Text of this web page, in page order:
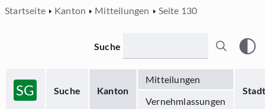
Startseite Kanton Mitteilungen Seite 130
SG Suche Kanton
Mitteilungen
Stadt
Vernehmlassungen
Suche